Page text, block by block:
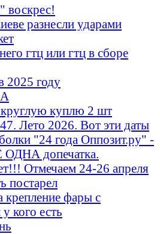
разнесли ударами
гтц или гтц в сборе
2025 году
куплю 2 шт
Лето 2026. Вот эти даты
"24 года Оппозит.ру" -
ОДНА допечатка.
Отмечаем 24-26 апреля
постарел
фары с
кого есть